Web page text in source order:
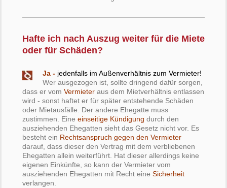
Hafte ich nach Auszug weiter für die Miete
oder für Schäden?
Ja - jedenfalls im Außenverhältnis zum Vermieter!
Wer ausgezogen ist, sollte dringend dafür sorgen,
dass er vom Vermieter aus dem Mietverhältnis entlassen
wird - sonst haftet er für später entstehende Schäden
oder Mietausfälle. Der andere Ehegatte muss
zustimmen. Eine einseitige Kündigung durch den
ausziehenden Ehegatten sieht das Gesetz nicht vor. Es
besteht ein Rechtsanspruch gegen den Vermieter
darauf, dass dieser den Vertrag mit dem verbliebenen
Ehegatten allein weiterführt. Hat dieser allerdings keine
eigenen Einkünfte, so kann der Vermieter vom
ausziehenden Ehegatten mit Recht eine Sicherheit
verlangen.